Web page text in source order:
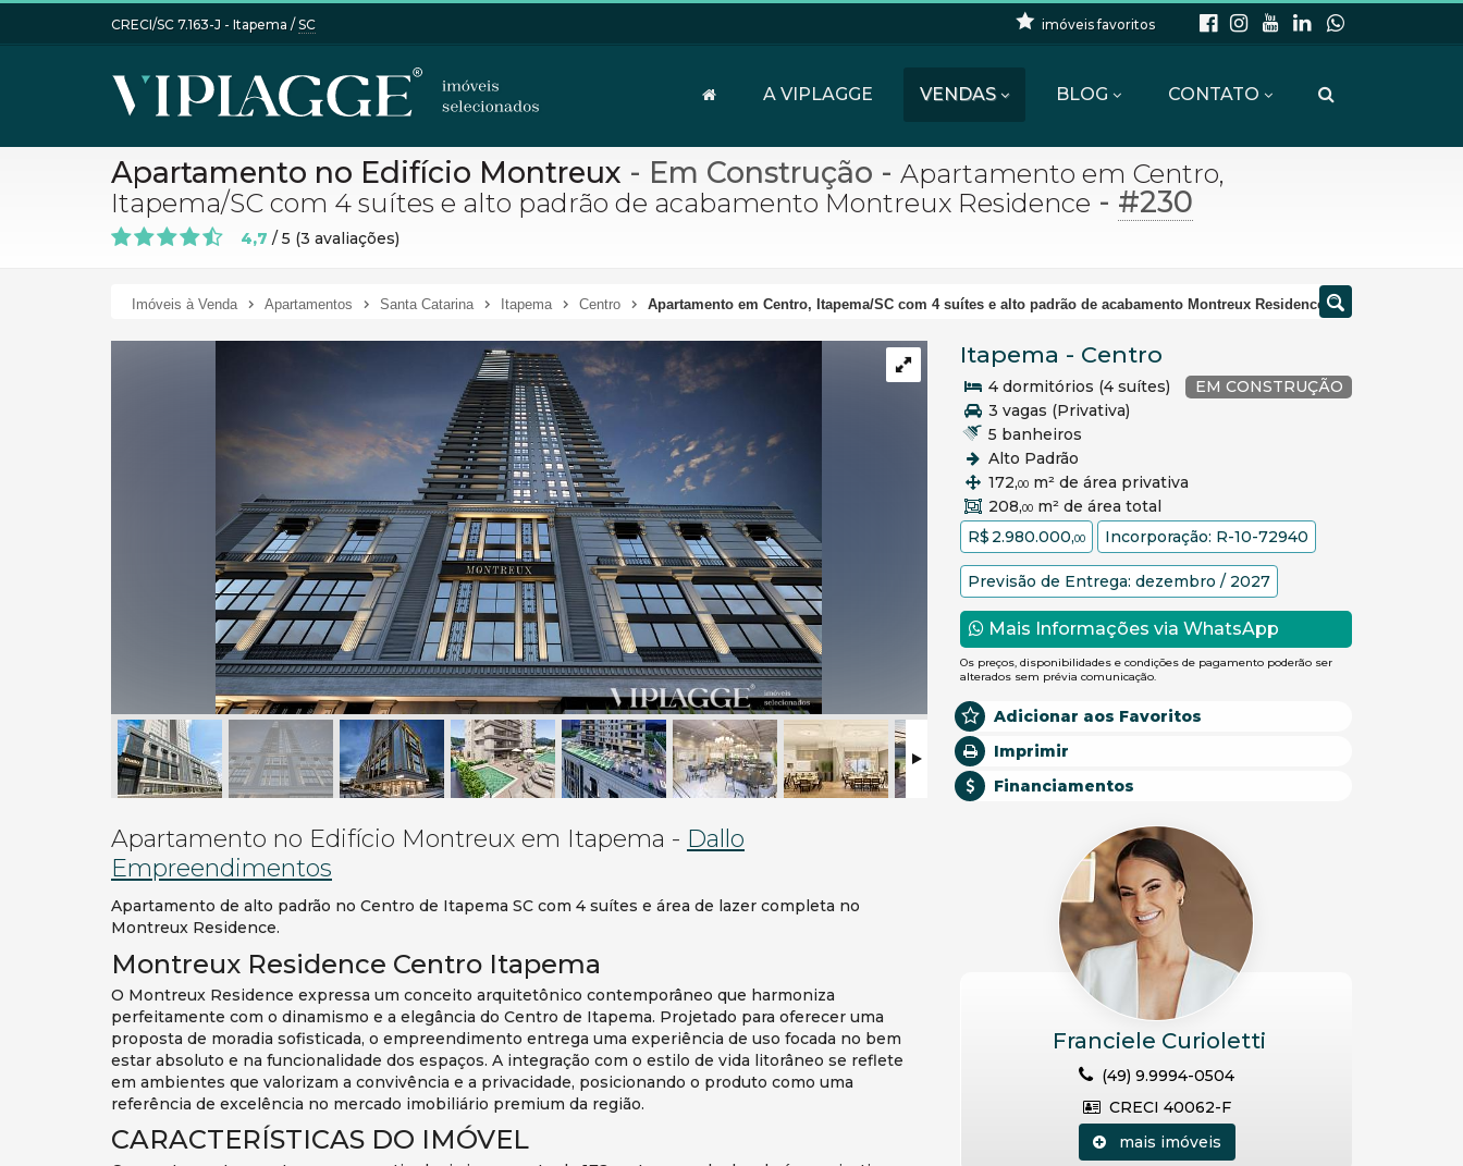
CRECI/SC 7.163-J - Itapema / SC imóveis favoritos
A VIPLAGGE VENDAS BLOG CONTATO
Apartamento no Edifício Montreux - Em Construção - Apartamento em Centro,
Itapema/SC com 4 suítes e alto padrão de acabamento Montreux Residence - #230
4,7 / 5 (3 avaliações)
Imóveis à Venda Apartamentos Santa Catarina Itapema Centro Apartamento em Centro, Itapema/SC com 4 suítes e alto padrão de acabamento Montreux Residence
Itapema - Centro
EM CONSTRUÇÃO
4 dormitórios (4 suítes)
3 vagas (Privativa)
5 banheiros
Alto Padrão
172,00 m² de área privativa
208,00 m² de área total
R$ 2.980.000,00 Incorporação: R-10-72940
Previsão de Entrega: dezembro / 2027
Mais Informações via WhatsApp
Os preços, disponibilidades e condições de pagamento poderão ser
alterados sem prévia comunicação.
Adicionar aos Favoritos
Imprimir
Financiamentos
Apartamento no Edifício Montreux em Itapema - Dallo
Empreendimentos
Apartamento de alto padrão no Centro de Itapema SC com 4 suítes e área de lazer completa no
Montreux Residence.
Montreux Residence Centro Itapema
O Montreux Residence expressa um conceito arquitetônico contemporâneo que harmoniza
perfeitamente com o dinamismo e a elegância do Centro de Itapema. Projetado para oferecer uma
proposta de moradia sofisticada, o empreendimento entrega uma experiência de uso focada no bem
estar absoluto e na funcionalidade dos espaços. A integração com o estilo de vida litorâneo se reflete
em ambientes que valorizam a convivência e a privacidade, posicionando o produto como uma
referência de excelência no mercado imobiliário premium da região.
CARACTERÍSTICAS DO IMÓVEL
Franciele Curioletti
(49) 9.9994-0504
CRECI 40062-F
mais imóveis